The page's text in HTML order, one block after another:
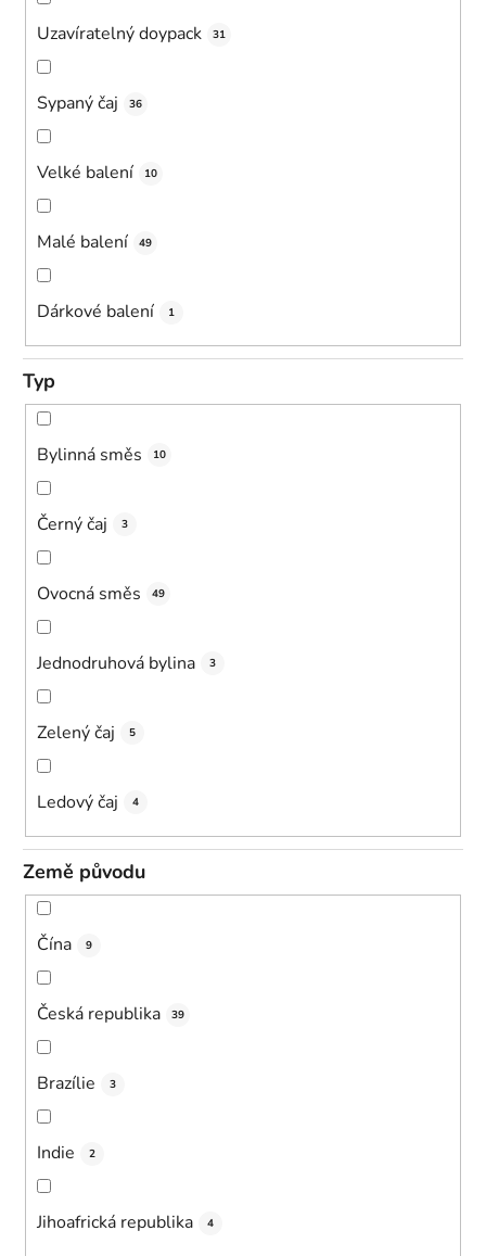
Uzavíratelný doypack 31
Sypaný čaj 36
Velké balení 10
Malé balení 49
Dárkové balení 1
Typ
Bylinná směs 10
Černý čaj 3
Ovocná směs 49
Jednodruhová bylina 3
Zelený čaj 5
Ledový čaj 4
Země původu
Čína 9
Česká republika 39
Brazílie 3
Indie 2
Jihoafrická republika 4